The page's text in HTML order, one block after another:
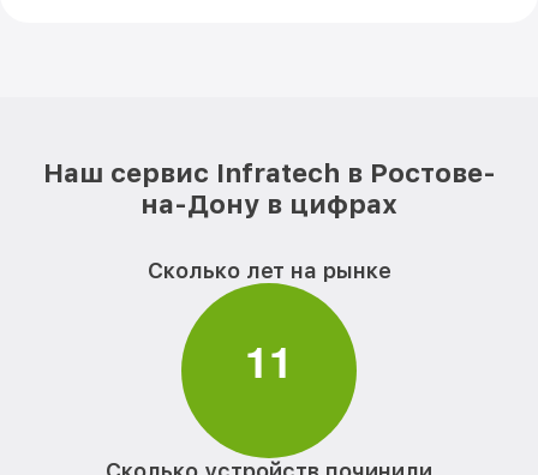
Наш сервис Infratech в Ростове-
на-Дону в цифрах
Сколько лет на рынке
11